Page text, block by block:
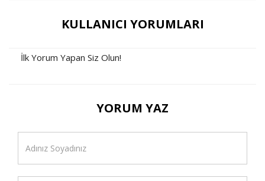
KULLANICI YORUMLARI
İlk Yorum Yapan Siz Olun!
YORUM YAZ